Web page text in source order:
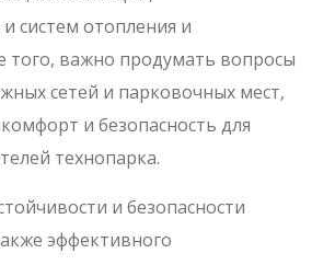
систем отопления и
того, важно продумать вопросы
сетей и парковочных мест,
и безопасность для
технопарка.
и безопасности
эффективного